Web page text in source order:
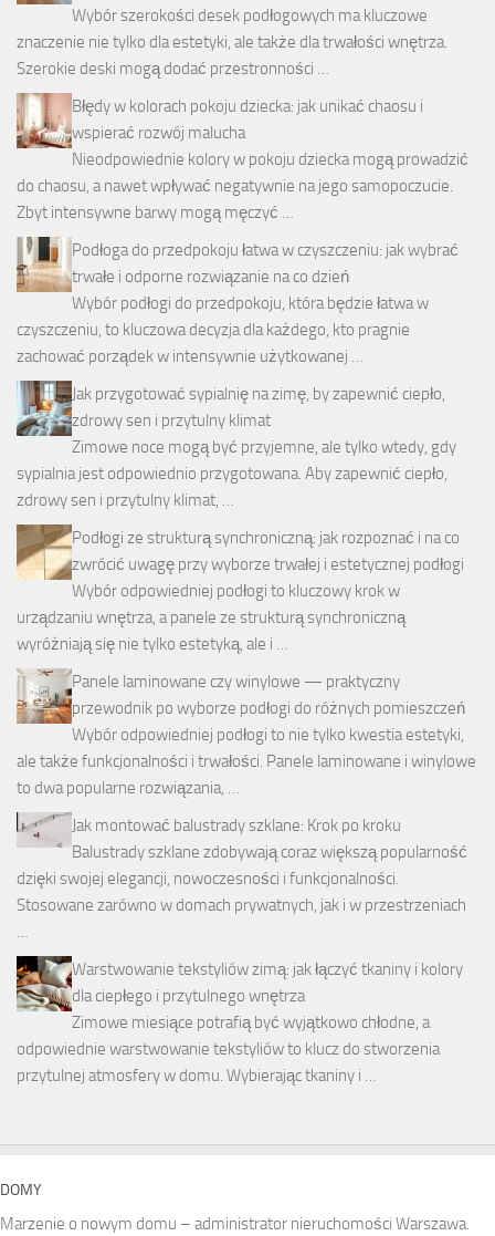
Wybór szerokości desek podłogowych ma kluczowe
znaczenie nie tylko dla estetyki, ale także dla trwałości wnętrza.
Szerokie deski mogą dodać przestronności …
Błędy w kolorach pokoju dziecka: jak unikać chaosu i
wspierać rozwój malucha
Nieodpowiednie kolory w pokoju dziecka mogą prowadzić
do chaosu, a nawet wpływać negatywnie na jego samopoczucie.
Zbyt intensywne barwy mogą męczyć …
Podłoga do przedpokoju łatwa w czyszczeniu: jak wybrać
trwałe i odporne rozwiązanie na co dzień
Wybór podłogi do przedpokoju, która będzie łatwa w
czyszczeniu, to kluczowa decyzja dla każdego, kto pragnie
zachować porządek w intensywnie użytkowanej …
Jak przygotować sypialnię na zimę, by zapewnić ciepło,
zdrowy sen i przytulny klimat
Zimowe noce mogą być przyjemne, ale tylko wtedy, gdy
sypialnia jest odpowiednio przygotowana. Aby zapewnić ciepło,
zdrowy sen i przytulny klimat, …
Podłogi ze strukturą synchroniczną: jak rozpoznać i na co
zwrócić uwagę przy wyborze trwałej i estetycznej podłogi
Wybór odpowiedniej podłogi to kluczowy krok w
urządzaniu wnętrza, a panele ze strukturą synchroniczną
wyróżniają się nie tylko estetyką, ale i …
Panele laminowane czy winylowe — praktyczny
przewodnik po wyborze podłogi do różnych pomieszczeń
Wybór odpowiedniej podłogi to nie tylko kwestia estetyki,
ale także funkcjonalności i trwałości. Panele laminowane i winylowe
to dwa popularne rozwiązania, …
Jak montować balustrady szklane: Krok po kroku
Balustrady szklane zdobywają coraz większą popularność
dzięki swojej elegancji, nowoczesności i funkcjonalności.
Stosowane zarówno w domach prywatnych, jak i w przestrzeniach
…
Warstwowanie tekstyliów zimą: jak łączyć tkaniny i kolory
dla ciepłego i przytulnego wnętrza
Zimowe miesiące potrafią być wyjątkowo chłodne, a
odpowiednie warstwowanie tekstyliów to klucz do stworzenia
przytulnej atmosfery w domu. Wybierając tkaniny i …
DOMY
Marzenie o nowym domu – administrator nieruchomości Warszawa.